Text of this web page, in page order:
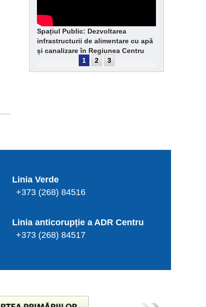
Spațiul Public: Dezvoltarea
infrastructurii de alimentare cu apă
și canalizare în Regiunea Centru
1
2 3
Linia Verde
+373 (268) 84516
Linia anticorupție a ADR Centru
+373 (268) 84517